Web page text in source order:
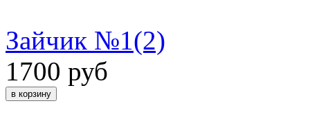
Зайчик №1(2)
1700 руб